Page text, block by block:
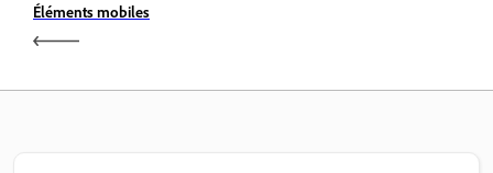
Éléments mobiles